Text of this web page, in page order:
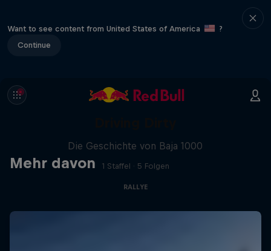
Want to see content from United States of America
?
Continue
Mehr davon
Die Geschichte von Baja 1000
1 Staffel · 5 Folgen
RALLYE